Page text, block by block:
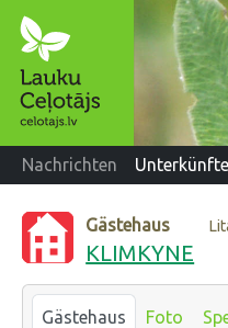
Nachrichten Unterkünfte
Gästehaus
KLIMKYNE
Gästehaus Foto